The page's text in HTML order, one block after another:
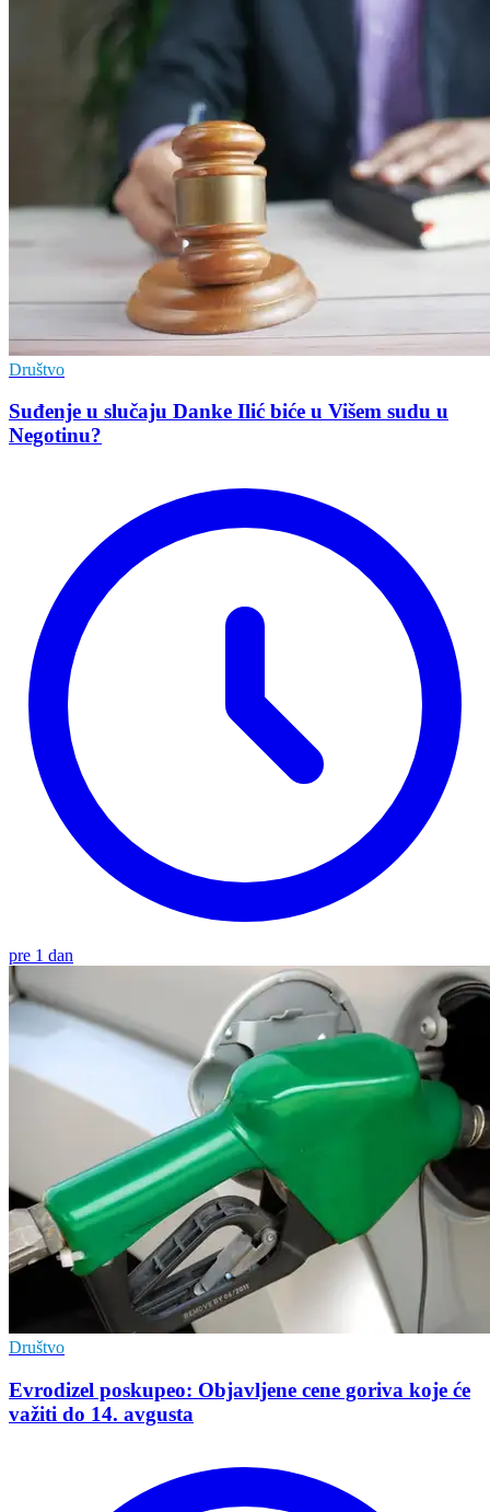
Društvo
Suđenje u slučaju Danke Ilić biće u Višem sudu u
Negotinu?
pre 1 dan
Društvo
Evrodizel poskupeo: Objavljene cene goriva koje će
važiti do 14. avgusta